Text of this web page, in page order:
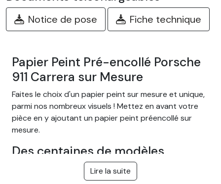
Notice de pose Fiche technique
Papier Peint Pré-encollé Porsche
911 Carrera sur Mesure
Faites le choix d'un papier peint sur mesure et unique,
parmi nos nombreux visuels ! Mettez en avant votre
pièce en y ajoutant un papier peint préencollé sur
mesure.
Des centaines de modèles
Lire la suite